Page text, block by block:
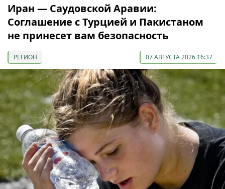
Иран — Саудовской Аравии:
Соглашение с Турцией и Пакистаном
не принесет вам безопасность
РЕГИОН 07 АВГУСТА 2026 16:37